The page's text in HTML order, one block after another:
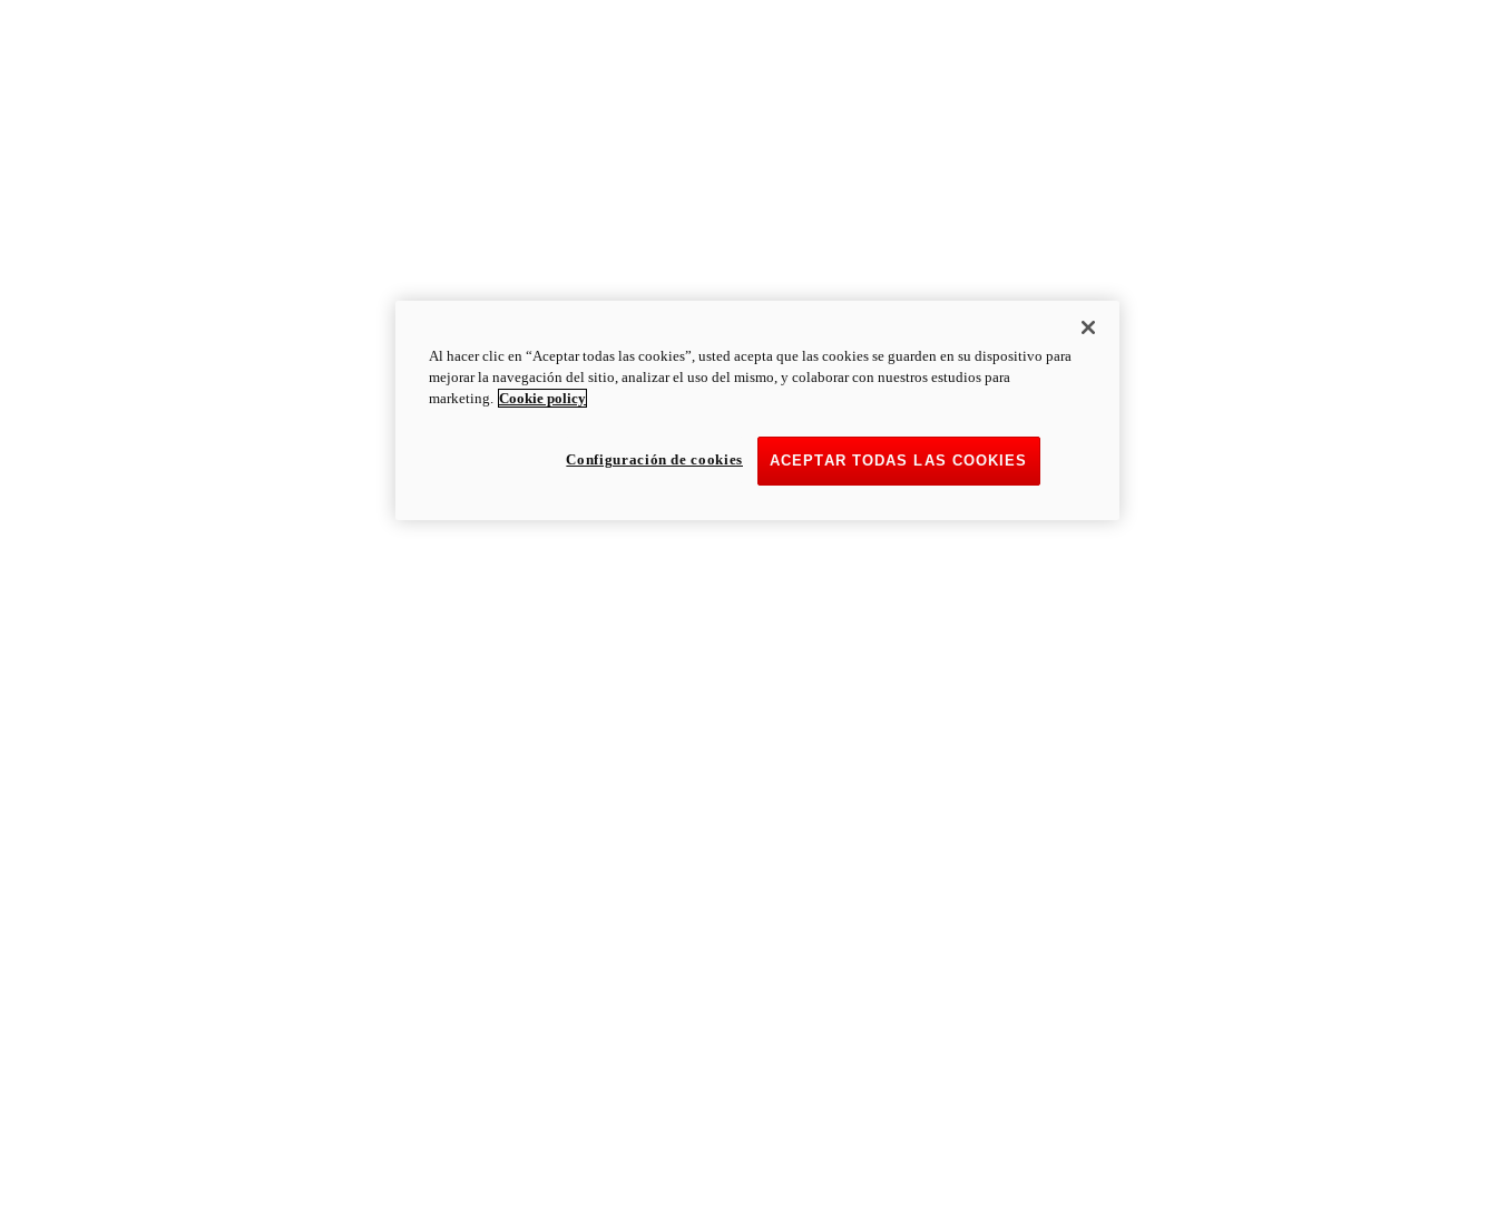
Al hacer clic en “Aceptar todas las cookies”, usted acepta que las cookies se guarden en su dispositivo para
mejorar la navegación del sitio, analizar el uso del mismo, y colaborar con nuestros estudios para
marketing. Cookie policy
ACEPTAR TODAS LAS COOKIES
Configuración de cookies